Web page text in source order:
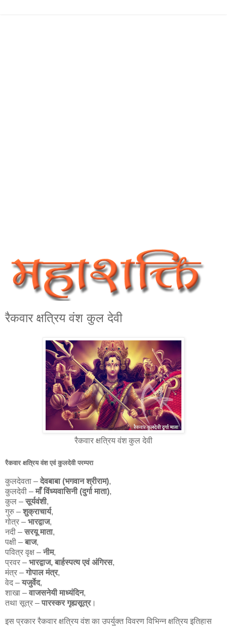
रैकवार क्षत्रिय वंश कुल देवी
रैकवार क्षत्रिय वंश कुल देवी
रैकवार क्षत्रिय वंश एवं कुलदेवी परम्परा
कुलदेवता –देवबाबा (भगवान श्रीराम),
कुलदेवी –माँ विंध्यवासिनी (दुर्गा माता),
कुल –सूर्यवंशी,
गुरु –शुक्राचार्य,
गोत्र – भारद्वाज,
नदी –सरयू माता,
पक्षी –बाज,
पवित्र वृक्ष –नीम,
प्रवर – भारद्वाज, बार्हस्पत्य एवं अंगिरस,
मंत्र –गोपाल मंत्र,
वेद –यजुर्वेद,
शाखा –वाजसनेयी माध्यंदिन,
तथा सूत्र –पारस्कर गृह्यसूत्र।
इस प्रकार रैकवार क्षत्रिय वंश का उपर्युक्त विवरण विभिन्न क्षत्रिय इतिहास